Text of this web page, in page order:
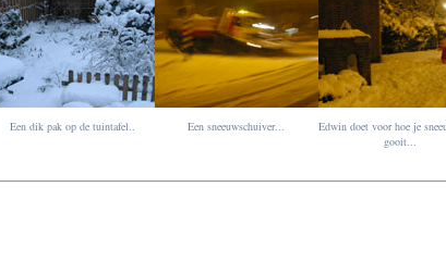
Een dik pak op de tuintafel.. Een sneeuwschuiver...
Edwin doet voor hoe je
gooit...